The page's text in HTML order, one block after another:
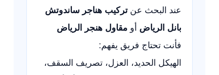
عند البحث عنتركيب هناجر ساندوتش
بانل الرياض أو مقاول هنجر الرياض
فأنت تحتاج فريق يفهم:
الهيكل الحديد، العزل، تصريف السقف،